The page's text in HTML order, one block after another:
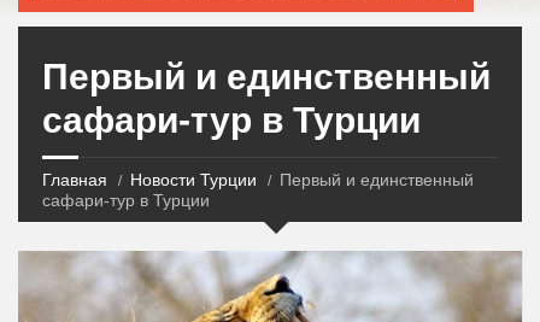
Первый и единственный
сафари-тур в Турции
Главная Новости Турции
Первый и единственный
сафари-тур в Турции